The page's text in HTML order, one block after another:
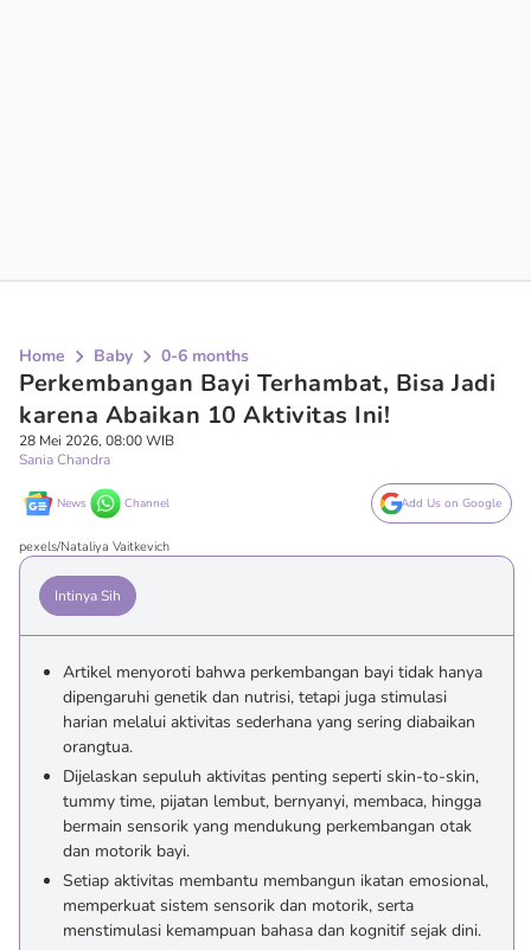
Home Baby 0-6 months
Perkembangan Bayi Terhambat, Bisa Jadi
karena Abaikan 10 Aktivitas Ini!
28 Mei 2026, 08:00 WIB
Sania Chandra
News Channel Add Us on Google
pexels/Nataliya Vaitkevich
Intinya Sih
Artikel menyoroti bahwa perkembangan bayi tidak hanya
dipengaruhi genetik dan nutrisi, tetapi juga stimulasi
harian melalui aktivitas sederhana yang sering diabaikan
orangtua.
Dijelaskan sepuluh aktivitas penting seperti skin-to-skin,
tummy time, pijatan lembut, bernyanyi, membaca, hingga
bermain sensorik yang mendukung perkembangan otak
dan motorik bayi.
Setiap aktivitas membantu membangun ikatan emosional,
memperkuat sistem sensorik dan motorik, serta
menstimulasi kemampuan bahasa dan kognitif sejak dini.